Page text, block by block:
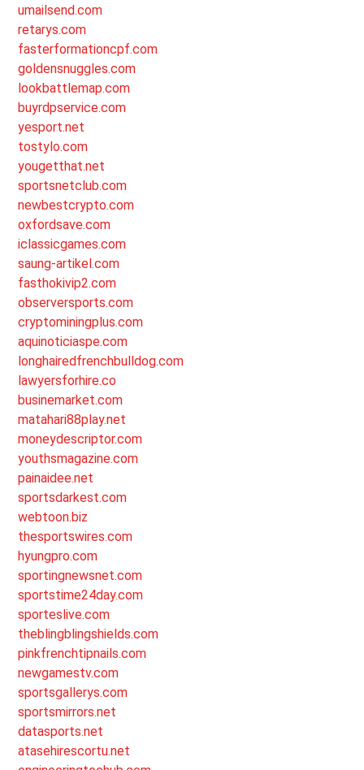
umailsend.com
retarys.com
fasterformationcpf.com
goldensnuggles.com
lookbattlemap.com
buyrdpservice.com
yesport.net
tostylo.com
yougetthat.net
sportsnetclub.com
newbestcrypto.com
oxfordsave.com
iclassicgames.com
saung-artikel.com
fasthokivip2.com
observersports.com
cryptominingplus.com
aquinoticiaspe.com
longhairedfrenchbulldog.com
lawyersforhire.co
businemarket.com
matahari88play.net
moneydescriptor.com
youthsmagazine.com
painaidee.net
sportsdarkest.com
webtoon.biz
thesportswires.com
hyungpro.com
sportingnewsnet.com
sportstime24day.com
sporteslive.com
theblingblingshields.com
pinkfrenchtipnails.com
newgamestv.com
sportsgallerys.com
sportsmirrors.net
datasports.net
atasehirescortu.net